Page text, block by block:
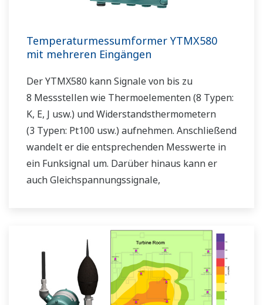
Temperaturmessumformer YTMX580
mit mehreren Eingängen
Der YTMX580 kann Signale von bis zu
8 Messstellen wie Thermoelementen (8 Typen:
K, E, J usw.) und Widerstandsthermometern
(3 Typen: Pt100 usw.) aufnehmen. Anschließend
wandelt er die entsprechenden Messwerte in
ein Funksignal um. Darüber hinaus kann er
auch Gleichspannungssignale,